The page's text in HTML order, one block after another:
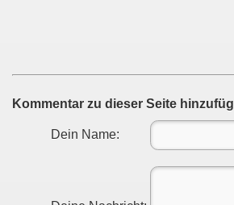
Kommentar zu dieser Seite
Dein Name: